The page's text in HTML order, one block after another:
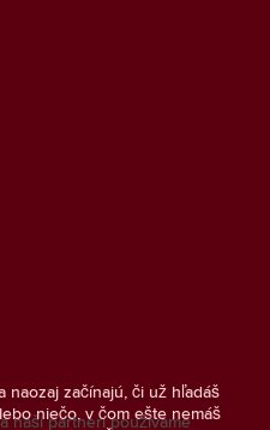
začínajú, či už hľadáš
niečo, v čom ešte nemáš
naši partneri používame